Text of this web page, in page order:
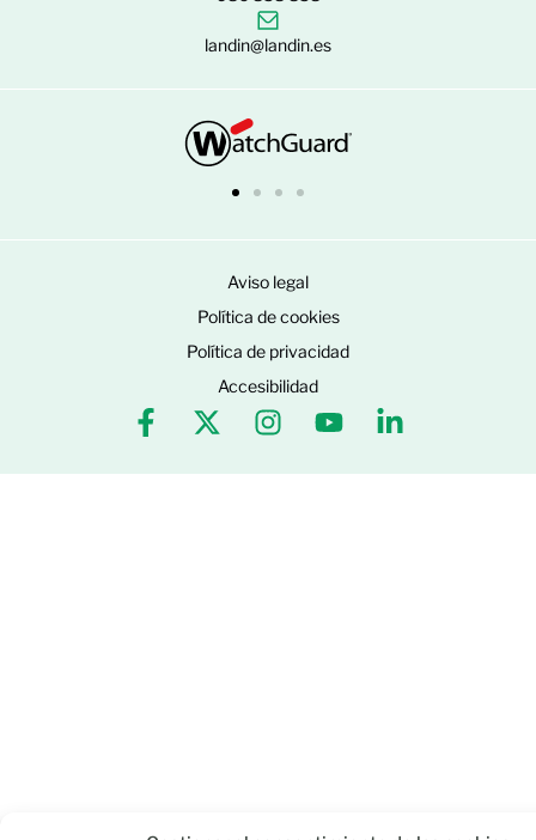
landin@landin.es
Aviso legal
Política de cookies
Política de privacidad
Accesibilidad